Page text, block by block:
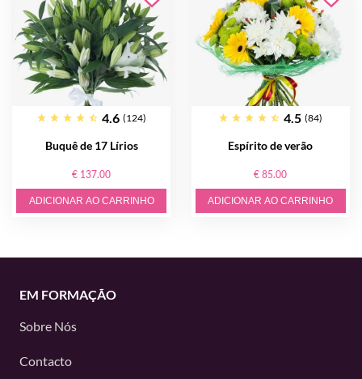
4.6 (124)
Buquê de 17 Lírios
€ 137.00
ADICIONAR AO CARRINHO
4.5 (84)
Espírito de verão
€ 85.00
ADICIONAR AO CARRINHO
EM FORMAÇÃO
Sobre Nós
Contacto